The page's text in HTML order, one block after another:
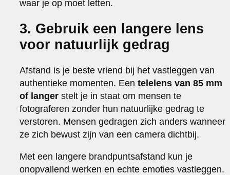
waar je op moet letten.
3. Gebruik een langere lens
voor natuurlijk gedrag
Afstand is je beste vriend bij het vastleggen van
authentieke momenten. Eentelelens van 85 mm
of langer stelt je in staat om mensen te
fotograferen zonder hun natuurlijke gedrag te
verstoren. Mensen gedragen zich anders wanneer
ze zich bewust zijn van een camera dichtbij.
Met een langere brandpuntsafstand kun je
onopvallend werken en echte emoties vastleggen.